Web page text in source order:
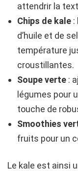
attendrir la
Chips de kale :
d’huile et de
température
croustillantes.
Soupe verte :
légumes pour
touche de
Smoothies
fruits pour un
Le kale est ainsi